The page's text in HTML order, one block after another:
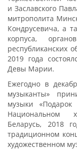
и Заславского
митрополита
Кондрусевича, а
корпуса,
республиканских
2019 года
Девы Марии.
Ежегодно в
музыканты»
музыки
Национальном
Беларусь,
традиционном
художественном